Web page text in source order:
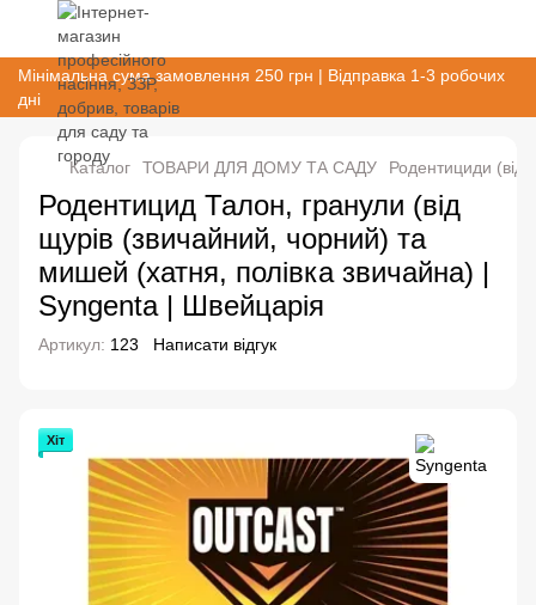
Мінімальна сума замовлення 250 грн | Відправка 1-3 робочих
дні
Каталог ТОВАРИ ДЛЯ ДОМУ ТА САДУ Родентициди (від
Родентицид Талон, гранули (від
щурів (звичайний, чорний) та
мишей (хатня, полівка звичайна) |
Syngenta | Швейцарія
Артикул: 123 Написати відгук
Хіт